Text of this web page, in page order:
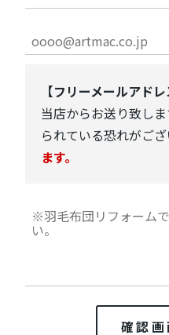
【フリーメールアド
当店からお送り致し
られている恐れがござ
ます。